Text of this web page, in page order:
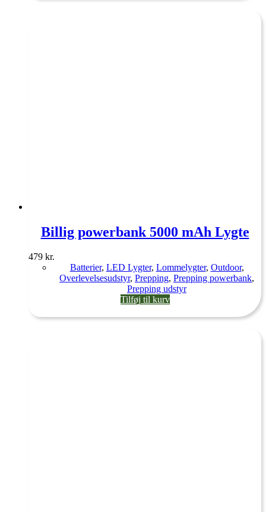
Billig powerbank 5000 mAh Lygte
479 kr.
Batterier, LED Lygter, Lommelygter, Outdoor,
Overlevelsesudstyr, Prepping, Prepping powerbank,
Prepping udstyr
Tilføj til kurv